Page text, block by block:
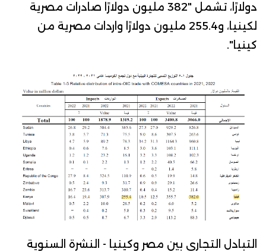
دولارًا، تشمل "382 مليون دولارًا صادرات مصرية
لكينيا، و255.4 مليون دولارًا واردات مصرية من
كينيا".
التبادل التجاري بين مصر وكينيا - النشرة السنوية